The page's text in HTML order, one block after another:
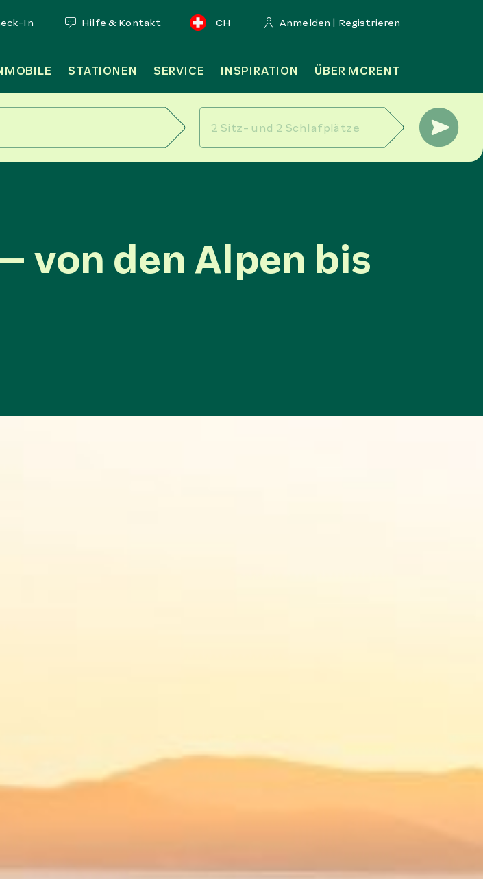
In Hilfe & Kontakt CH Anmelden | Registrieren
STATIONEN SERVICE INSPIRATION ÜBER MCRENT
von den Alpen bis